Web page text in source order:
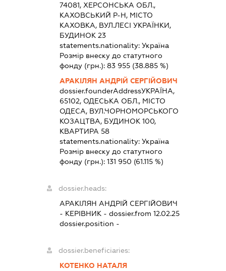
74081, ХЕРСОНСЬКА ОБЛ.,
КАХОВСЬКИЙ Р-Н, МІСТО
КАХОВКА, ВУЛ.ЛЕСІ УКРАЇНКИ,
БУДИНОК 23
statements.nationality:Україна
Розмір внеску до статутного
фонду (грн.):83 955 (38.885 %)
АРАКІЛЯН АНДРІЙ СЕРГІЙОВИЧ
dossier.founderAddressУКРАЇНА,
65102, ОДЕСЬКА ОБЛ., МІСТО
ОДЕСА, ВУЛ.ЧОРНОМОРСЬКОГО
КОЗАЦТВА, БУДИНОК 100,
КВАРТИРА 58
statements.nationality:Україна
Розмір внеску до статутного
фонду (грн.):131 950 (61.115 %)
dossier.heads:
АРАКІЛЯН АНДРІЙ СЕРГІЙОВИЧ
- КЕРІВНИК - dossier.from 12.02.25
dossier.position -
dossier.beneficiaries:
КОТЕНКО НАТАЛЯ